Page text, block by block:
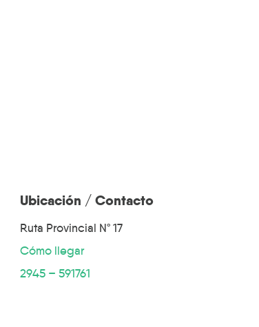
Ubicación / Contacto
Ruta Provincial Nº 17
Cómo llegar
2945 – 591761